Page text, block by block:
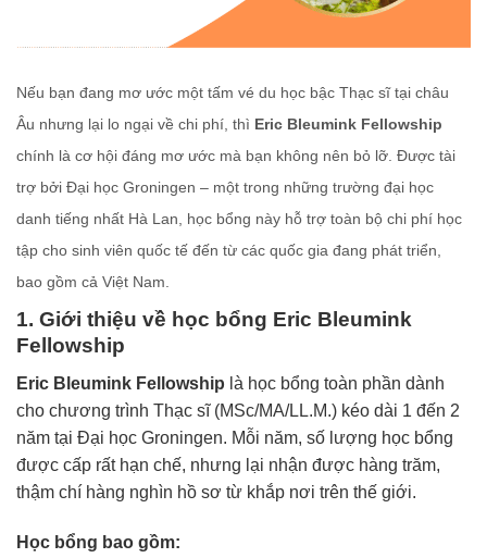
Nếu bạn đang mơ ước một tấm vé du học bậc Thạc sĩtại châu
Âu nhưng lại lo ngại về chi phí, thì Eric Bleumink Fellowship
chính là cơ hội đáng mơ ước mà bạn không nên bỏ lỡ. Được tài
trợ bởi Đại học Groningen – một trong những trường đại học
danh tiếng nhất Hà Lan, học bổng này hỗ trợ toàn bộ chi phí học
tập cho sinh viên quốc tế đến từ các quốc gia đang phát triển,
bao gồm cả Việt Nam.
1. Giới thiệu về học bổng Eric Bleumink
Fellowship
Eric Bleumink Fellowship là học bổng toàn phần dành
cho chương trình Thạc sĩ (MSc/MA/LL.M.) kéo dài 1 đến 2
năm tại Đại học Groningen. Mỗi năm, số lượng học bổng
được cấp rất hạn chế, nhưng lại nhận được hàng trăm,
thậm chí hàng nghìn hồ sơ từ khắp nơi trên thế giới.
Học bổng bao gồm: